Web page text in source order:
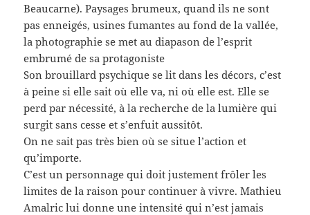
Beaucarne). Paysages brumeux, quand ils ne sont
pas enneigés, usines fumantes au fond de la vallée,
la photographie se met au diapason de l’esprit
embrumé de sa protagoniste
Son brouillard psychique se lit dans les décors, c’est
à peine si elle sait où elle va, ni où elle est. Elle se
perd par nécessité, à la recherche de la lumière qui
surgit sans cesse et s’enfuit aussitôt.
On ne sait pas très bien où se situe l’action et
qu’importe.
C’est un personnage qui doit justement frôler les
limites de la raison pour continuer à vivre. Mathieu
Amalric lui donne une intensité qui n’est jamais